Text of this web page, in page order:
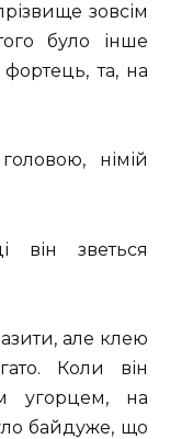
зовсім
було інше
та, на
німій
зветься
але клею
Коли він
угорцем, на
байдуже, що